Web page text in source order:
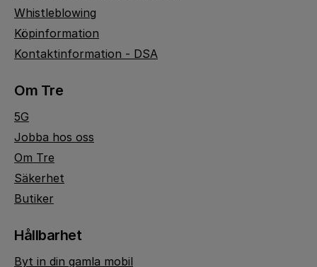
Whistleblowing
Köpinformation
Kontaktinformation - DSA
Om Tre
5G
Jobba hos oss
Om Tre
Säkerhet
Butiker
Hållbarhet
Byt in din gamla mobil